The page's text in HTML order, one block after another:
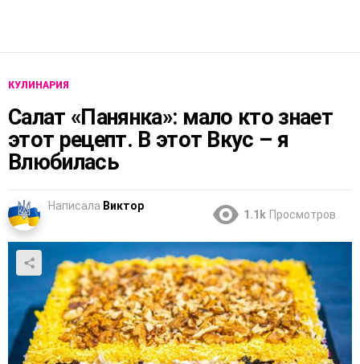
КУЛИНАРИЯ
Салат «Панянка»: мало кто знает
этот рецепт. В этот Вкус – я
Влюбилась
Написала Виктор
1.1k Просмотров